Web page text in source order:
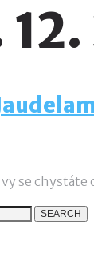
vy se
SEARCH